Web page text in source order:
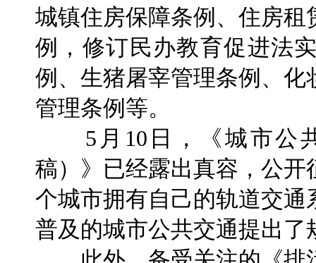
城镇住房保障条例、住房
例，修订民办教育促进法
例、生猪屠宰管理条例、
管理条例等。
5月10日，《城市公
稿）》已经露出真容，公开
个城市拥有自己的轨道交
普及的城市公共交通提出了